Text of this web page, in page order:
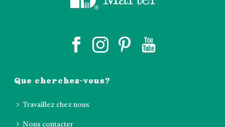
Que cherchez-vous?
Travaillez chez nous
Nous contacter